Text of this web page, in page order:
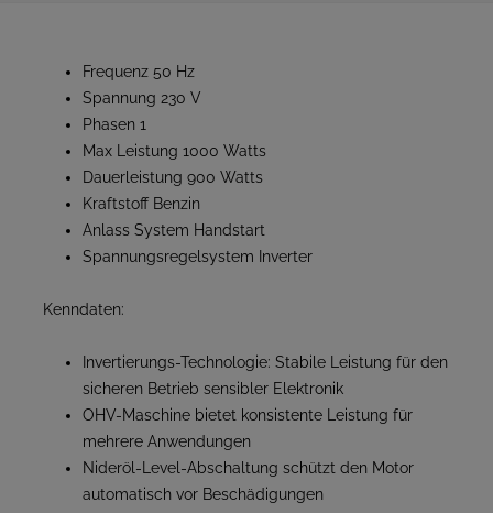
Frequenz 50 Hz
Spannung 230 V
Phasen 1
Max Leistung 1000 Watts
Dauerleistung 900 Watts
Kraftstoff Benzin
Anlass System Handstart
Spannungsregelsystem Inverter
Kenndaten:
Invertierungs-Technologie: Stabile Leistung für den
sicheren Betrieb sensibler Elektronik
OHV-Maschine bietet konsistente Leistung für
mehrere Anwendungen
Nideröl-Level-Abschaltung schützt den Motor
automatisch vor Beschädigungen